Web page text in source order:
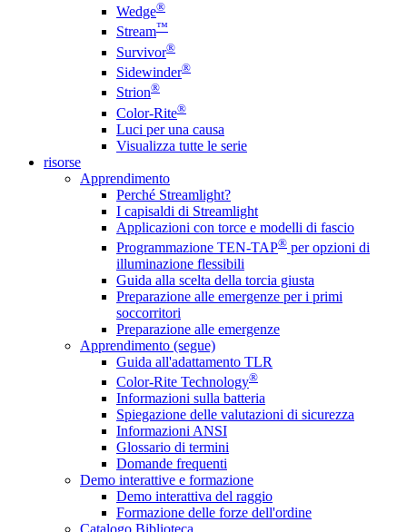
Wedge®
Stream™
Survivor®
Sidewinder®
Strion®
Color-Rite®
Luci per una causa
Visualizza tutte le serie
risorse
Apprendimento
Perché Streamlight?
I capisaldi di Streamlight
Applicazioni con torce e modelli di fascio
Programmazione TEN-TAP® per opzioni di
illuminazione flessibili
Guida alla scelta della torcia giusta
Preparazione alle emergenze per i primi
soccorritori
Preparazione alle emergenze
Apprendimento (segue)
Guida all'adattamento TLR
Color-Rite Technology®
Informazioni sulla batteria
Spiegazione delle valutazioni di sicurezza
Informazioni ANSI
Glossario di termini
Domande frequenti
Demo interattive e formazione
Demo interattiva del raggio
Formazione delle forze dell'ordine